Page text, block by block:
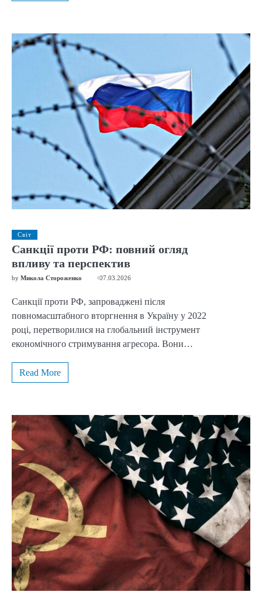
Світ
Санкції проти РФ: повний огляд
впливу та перспектив
by Микола Стороженко 07.03.2026
Санкції проти РФ, запроваджені після
повномасштабного вторгнення в Україну у 2022
році, перетворилися на глобальний інструмент
економічного стримування агресора. Вони…
Read More